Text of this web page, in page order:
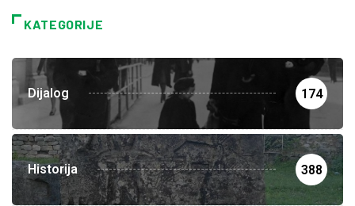
KATEGORIJE
Dijalog 174
Historija 388